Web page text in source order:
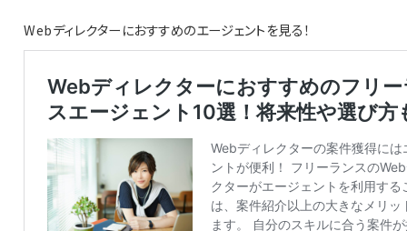
Webディレクターにおすすめのエージェントを見る！